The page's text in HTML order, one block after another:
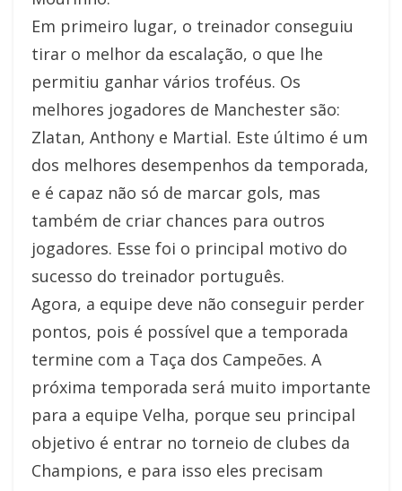
Em primeiro lugar, o treinador conseguiu
tirar o melhor da escalação, o que lhe
permitiu ganhar vários troféus. Os
melhores jogadores de Manchester são:
Zlatan, Anthony e Martial. Este último é um
dos melhores desempenhos da temporada,
e é capaz não só de marcar gols, mas
também de criar chances para outros
jogadores. Esse foi o principal motivo do
sucesso do treinador português.
Agora, a equipe deve não conseguir perder
pontos, pois é possível que a temporada
termine com a Taça dos Campeões. A
próxima temporada será muito importante
para a equipe Velha, porque seu principal
objetivo é entrar no torneio de clubes da
Champions, e para isso eles precisam